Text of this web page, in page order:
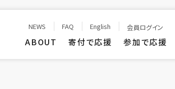
NEWS FAQ English 会員ログイン
ABOUT 寄付で応援 参加で応援